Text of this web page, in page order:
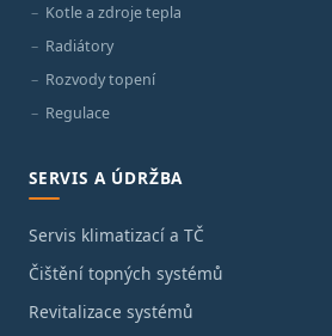
Kotle a zdroje tepla
Radiátory
Rozvody topení
Regulace
SERVIS A ÚDRŽBA
Servis klimatizací a TČ
Čištění topných systémů
Revitalizace systémů